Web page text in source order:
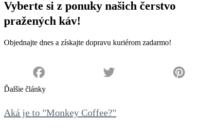
Vyberte si z ponuky našich čerstvo
pražených káv!
Objednajte dnes a získajte dopravu kuriérom zadarmo!
Facebook Twitter
Pinterest
Ďalšie články
Aká je to "Monkey Coffee?"